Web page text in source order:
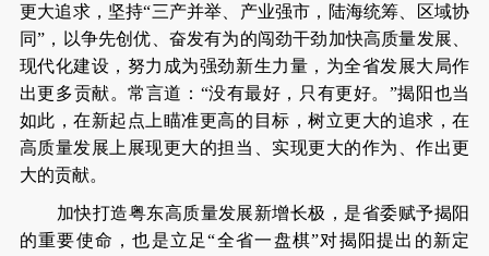
更大追求，坚持“三产并举、产业强市，陆海统筹、区域协
同”，以争先创优、奋发有为的闯劲干劲加快高质量发展、
现代化建设，努力成为强劲新生力量，为全省发展大局作
出更多贡献。常言道：“没有最好，只有更好。”揭阳也当
如此，在新起点上瞄准更高的目标，树立更大的追求，在
高质量发展上展现更大的担当、实现更大的作为、作出更
大的贡献。
加快打造粤东高质量发展新增长极，是省委赋予揭阳
的重要使命，也是立足“全省一盘棋”对揭阳提出的新定